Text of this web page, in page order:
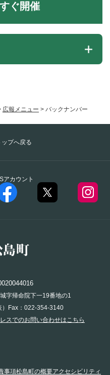
広報メニュー > バックナンバー
ぐ開催
アカウント
プへ戻る
字帰命院下一19番地の1
Fax：022-354-3140
スでのお問い合わせはこちら
事項松島町の概要アクセシビリティ